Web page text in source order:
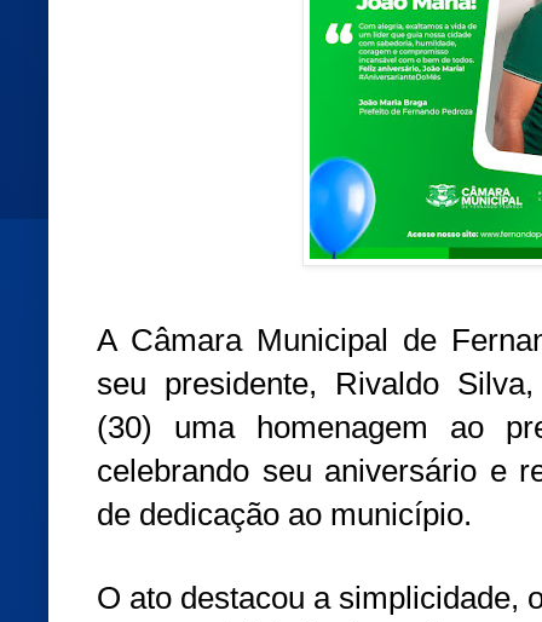
A Câmara Municipal de
seu presidente, Rivaldo
(30) uma homenagem ao
celebrando seu aniversário e
de dedicação ao município.
O ato destacou a simplicidade,